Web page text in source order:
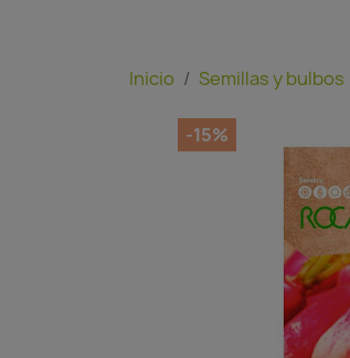
Inicio Semillas y bulbos
-15%